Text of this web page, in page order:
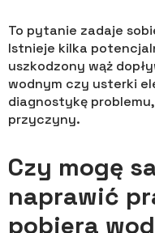
To pytanie zadaje
Istnieje kilka
uszkodzony wąż
wodnym czy usterki
diagnostykę
przyczyny.
Czy mogę
naprawić
pobiera